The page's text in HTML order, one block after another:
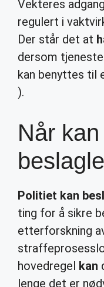
Vekteres
regulert i
Der står det at
dersom
kan benyttes til
).
Når
Politiet kan
ting for å sikre
etterforskning
hovedregel kan
lenge det er